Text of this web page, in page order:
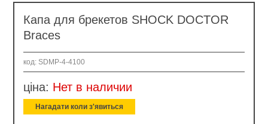
Капа для брекетов SHOCK DOCTOR
Braces
код: SDMP-4-4100
ціна: Нет в наличии
Нагадати коли з'явиться